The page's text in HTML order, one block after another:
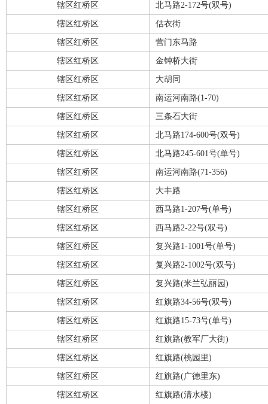
辖区红桥区 北马路2-172号(双号)
辖区红桥区 估衣街
辖区红桥区 营门东马路
辖区红桥区 金钟桥大街
辖区红桥区 大胡同
辖区红桥区 南运河南路(1-70)
辖区红桥区 三条石大街
辖区红桥区 北马路174-600号(双号)
辖区红桥区 北马路245-601号(单号)
辖区红桥区 南运河南路(71-356)
辖区红桥区 大丰路
辖区红桥区 西马路1-207号(单号)
辖区红桥区 西马路2-22号(双号)
辖区红桥区 复兴路1-1001号(单号)
辖区红桥区 复兴路2-1002号(双号)
辖区红桥区 复兴路(米兰弘丽园)
辖区红桥区 红旗路34-56号(双号)
辖区红桥区 红旗路15-73号(单号)
辖区红桥区 红旗路(教军厂大街)
辖区红桥区 红旗路(桃园里)
辖区红桥区 红旗路(广德里东)
辖区红桥区 红旗路(清水楼)